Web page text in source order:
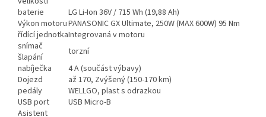
baterie
LG Li-Ion 36V / 715 Wh (19,88 Ah)
Výkon motoruPANASONIC GX Ultimate, 250W (MAX 600W) 95 Nm
řídící jednotkaIntegrovaná v motoru
snímač
šlapání
torzní
nabíječka
4 A (součást výbavy)
Dojezd
až 170, Zvýšený (150-170 km)
pedály
WELLGO, plast s odrazkou
USB port
USB Micro-B
Asistent